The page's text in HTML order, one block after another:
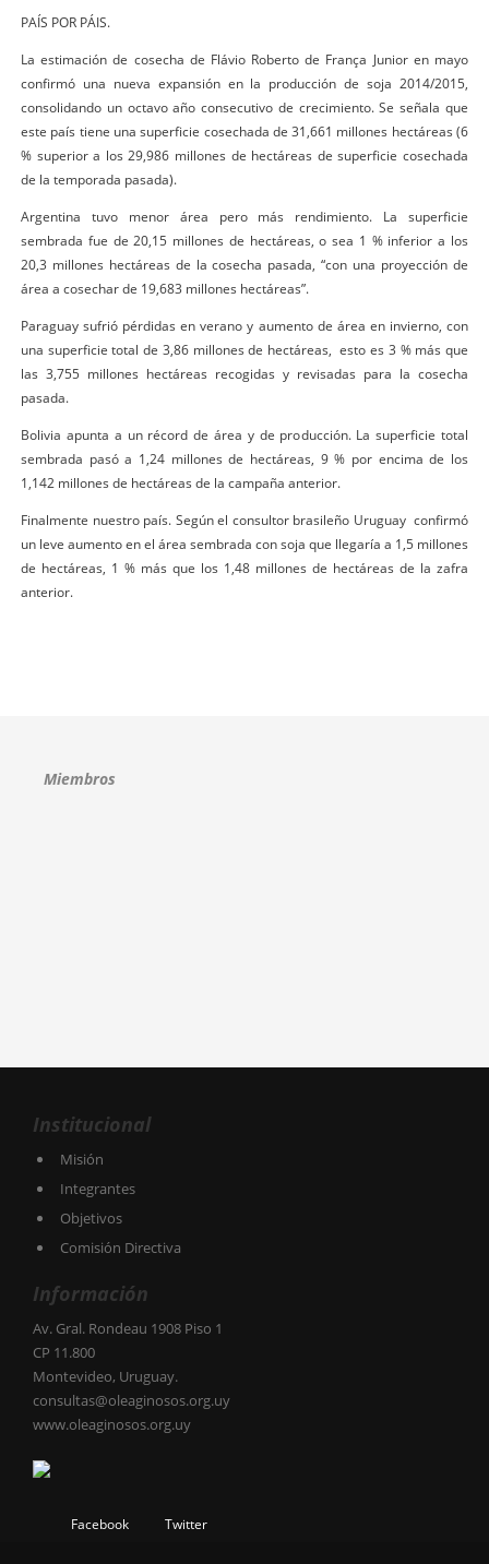
PAÍS POR PÁIS.
La estimación de cosecha de Flávio Roberto de França Junior en mayo
confirmó una nueva expansión en la producción de soja 2014/2015,
consolidando un octavo año consecutivo de crecimiento. Se señala que
este país tiene una superficie cosechada de 31,661 millones hectáreas (6
% superior a los 29,986 millones de hectáreas de superficie cosechada
de la temporada pasada).
Argentina tuvo menor área pero más rendimiento. La superficie
sembrada fue de 20,15 millones de hectáreas, o sea 1 % inferior a los
20,3 millones hectáreas de la cosecha pasada, “con una proyección de
área a cosechar de 19,683 millones hectáreas”.
Paraguay sufrió pérdidas en verano y aumento de área en invierno, con
una superficie total de 3,86 millones de hectáreas, esto es 3 % más que
las 3,755 millones hectáreas recogidas y revisadas para la cosecha
pasada.
Bolivia apunta a un récord de área y de producción. La superficie total
sembrada pasó a 1,24 millones de hectáreas, 9 % por encima de los
1,142 millones de hectáreas de la campaña anterior.
Finalmente nuestro país. Según el consultor brasileño Uruguay confirmó
un leve aumento en el área sembrada con soja que llegaría a 1,5 millones
de hectáreas, 1 % más que los 1,48 millones de hectáreas de la zafra
anterior.
Miembros
Institucional
Misión
Integrantes
Objetivos
Comisión Directiva
Información
Av. Gral. Rondeau 1908 Piso 1
CP 11.800
Montevideo, Uruguay.
consultas@oleaginosos.org.uy
www.oleaginosos.org.uy
Facebook Twitter